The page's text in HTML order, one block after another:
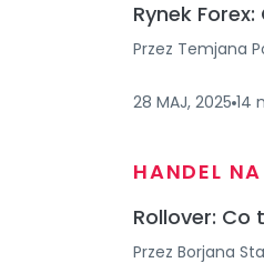
Rynek
Przez Temjana
28 MAJ, 2025 14
HANDEL
Rollover: Co
Przez Borjana